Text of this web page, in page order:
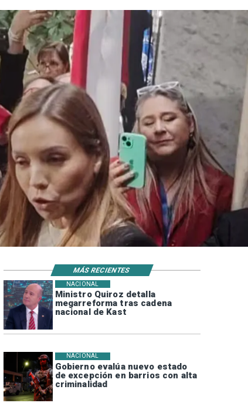
Ministro Quiroz detalla
megarreforma tras cadena
nacional de Kast
NACIONAL
Gobierno evalúa nuevo estado
de excepción en barrios con alta
criminalidad
NACIONAL
MÁS RECIENTES